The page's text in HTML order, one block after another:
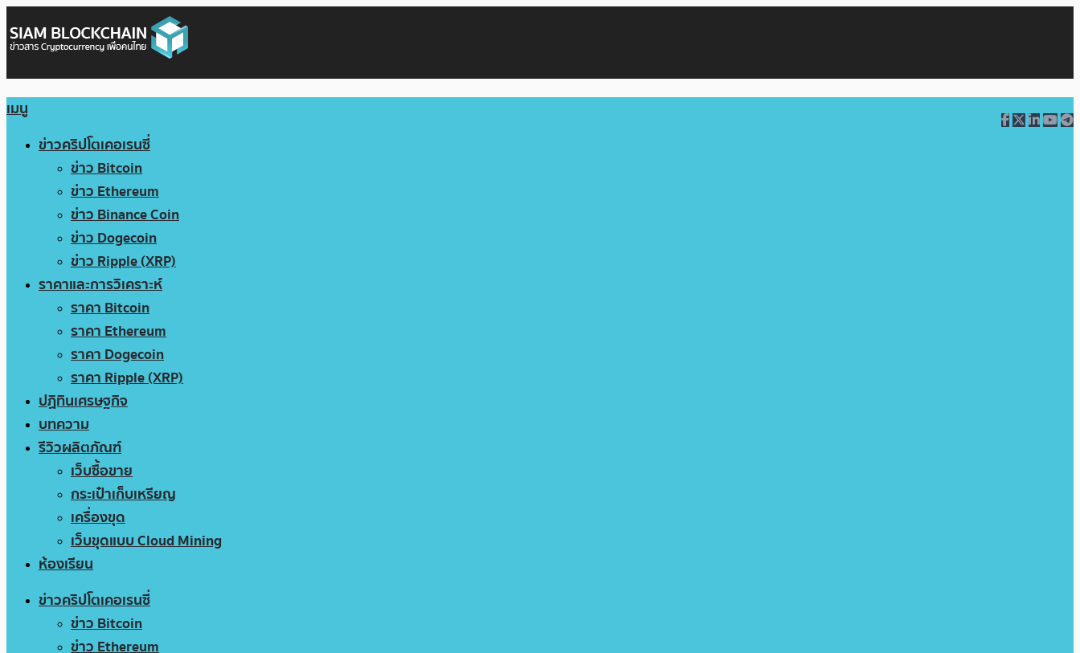
เมนู
ข่าวคริปโตเคอเรนซี่
ข่าว Bitcoin
ข่าว Ethereum
ข่าว Binance Coin
ข่าว Dogecoin
ข่าว Ripple (XRP)
ราคาและการวิเคราะห์
ราคา Bitcoin
ราคา Ethereum
ราคา Dogecoin
ราคา Ripple (XRP)
ปฏิทินเศรษฐกิจ
บทความ
รีวิวผลิตภัณฑ์
เว็บซื้อขาย
กระเป๋าเก็บเหรียญ
เครื่องขุด
เว็บขุดแบบ Cloud Mining
ห้องเรียน
ข่าวคริปโตเคอเรนซี่
ข่าว Bitcoin
ข่าว Ethereum